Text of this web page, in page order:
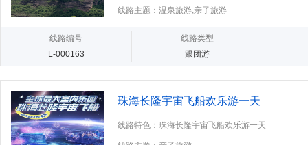
线路主题：温泉旅游,亲子旅游
线路编号
L-000163
线路类型
跟团游
珠海长隆宇宙飞船欢乐游一天
线路特色：珠海长隆宇宙飞船欢乐游一天